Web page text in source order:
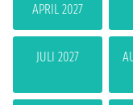
APRIL 2027
JULI 2027